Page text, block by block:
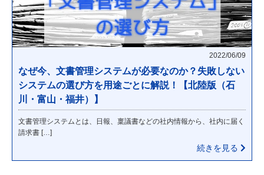
2022/06/09
なぜ今、文書管理システムが必要なのか？失敗しない
システムの選び方を用途ごとに解説！【北陸版（石
川・富山・福井）】
文書管理システムとは、日報、稟議書などの社内情報から、社内に届く
請求書 […]
続きを見る